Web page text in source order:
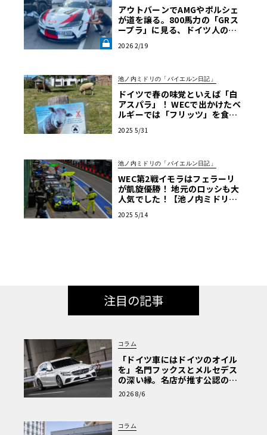
アウトバーンでAMGやポルシェ
が道を譲る。800馬力の「GRス
ープラ」に見る、ドイツ人の日
ム】《LE VOLANT LAB》
2026 2/19
池ノ内ミドリの「バイエルン日記」
ドイツで春の味覚といえば「白
アスパラ」！ WECで出かけたベ
ルギーでは「フリッツ」を食べ
リのジャーマン日記】
2025 5/31
池ノ内ミドリの「バイエルン日記」
WEC第2戦イモラはフェラーリ
が凱旋優勝！ 地元のロッシも大
人気でした！【池ノ内ミドリの
2025 5/14
注目の記事
コラム
「ドイツ車にはドイツのオイル
を」名門フックスとメルセデス
の深い縁。名店が推す公認の安
心と、Cクラスで味わうシルキー
な走り〈PR〉
2026 8/6
コラム